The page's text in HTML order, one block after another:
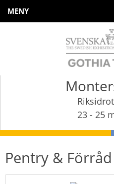
23 - 25
MENY
Pentry & Förråd